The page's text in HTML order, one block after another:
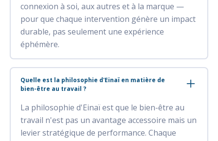
connexion à soi, aux autres et à la marque —
pour que chaque intervention génère un impact
durable, pas seulement une expérience
éphémère.
Quelle est la philosophie d'Einaï en matière de
bien-être au travail ?
La philosophie d'Einaï est que le bien-être au
travail n'est pas un avantage accessoire mais un
levier stratégique de performance. Chaque